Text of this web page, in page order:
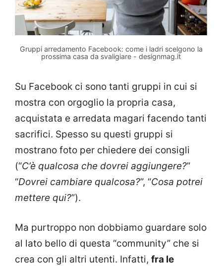
Gruppi arredamento Facebook: come i ladri scelgono la
prossima casa da svaligiare - designmag.it
Su Facebook ci sono tanti gruppi in cui si
mostra con orgoglio la propria casa,
acquistata e arredata magari facendo tanti
sacrifici. Spesso su questi gruppi si
mostrano foto per chiedere dei consigli
(“C’è qualcosa che dovrei aggiungere?”
“Dovrei cambiare qualcosa?”, “Cosa potrei
mettere qui?”).
Ma purtroppo non dobbiamo guardare solo
al lato bello di questa “community” che si
crea con gli altri utenti. Infatti, fra le